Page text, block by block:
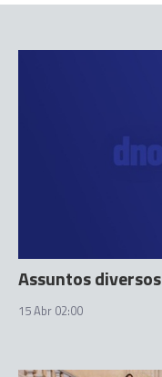
Assuntos diversos
15 Abr 02:00